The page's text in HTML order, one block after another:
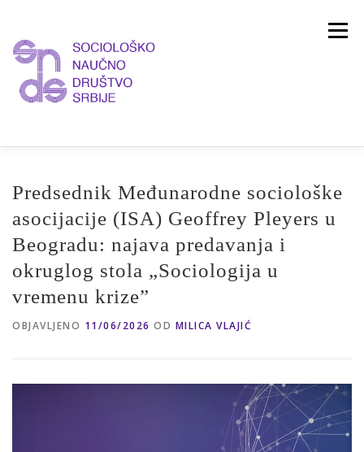
sadržaj
Izbornik
PREDSEDNIŠTVO ČLANSTVO
KONTAKT
Predsednik Međunarodne sociološke
asocijacije (ISA) Geoffrey Pleyers u
Beogradu: najava predavanja i
okruglog stola „Sociologija u
vremenu krize”
OBJAVLJENO 11/06/2026 OD MILICA VLAJIĆ